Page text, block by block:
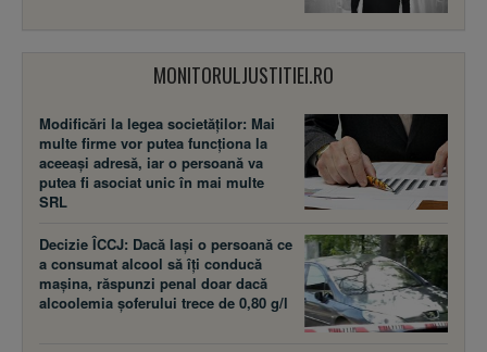
MONITORULJUSTITIEI.RO
Modificări la legea societăţilor: Mai
multe firme vor putea funcţiona la
aceeaşi adresă, iar o persoană va
putea fi asociat unic în mai multe
SRL
Decizie ÎCCJ: Dacă laşi o persoană ce
a consumat alcool să îţi conducă
maşina, răspunzi penal doar dacă
alcoolemia şoferului trece de 0,80 g/l